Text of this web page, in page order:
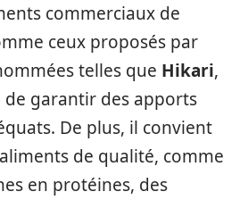
commerciaux de
ceux proposés par
telles que Hikari,
de garantir des apports
De plus, il convient
de qualité, comme
en protéines, des